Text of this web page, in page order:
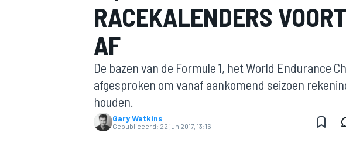
MOTOGP
RACEKALENDERS
AF
De bazen van de Formule 1, het World Endurance
afgesproken om vanaf aankomend seizoen
houden.
Gary Watkins
Gepubliceerd: 22 jun 2017, 13:16